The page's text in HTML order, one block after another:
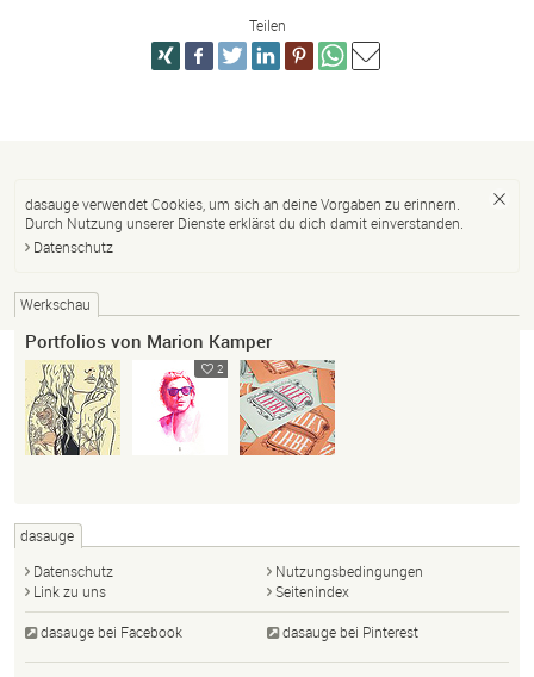
Teilen
dasauge verwendet Cookies, um sich an deine Vorgaben zu erinnern.
Durch Nutzung unserer Dienste erklärst du dich damit einverstanden.
Datenschutz
Werkschau
Portfolios von Marion Kamper
2
dasauge
Datenschutz
Nutzungsbedingungen
Link zu uns
Seitenindex
dasauge bei Facebook dasauge bei Pinterest